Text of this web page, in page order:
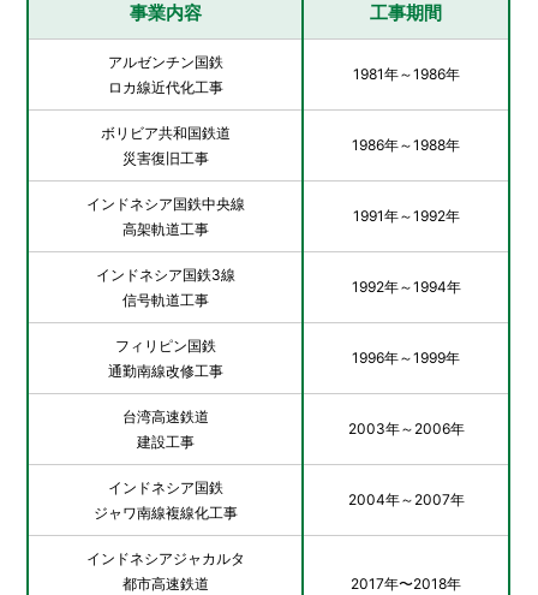
事業内容 工事期間
アルゼンチン国鉄
ロカ線近代化工事
1981年～1986年
ボリビア共和国鉄道
災害復旧工事
1986年～1988年
インドネシア国鉄中央線
高架軌道工事
1991年～1992年
インドネシア国鉄3線
信号軌道工事
1992年～1994年
フィリピン国鉄
通勤南線改修工事
1996年～1999年
台湾高速鉄道
建設工事
2003年～2006年
インドネシア国鉄
ジャワ南線複線化工事
2004年～2007年
インドネシアジャカルタ
都市高速鉄道
2017年〜2018年